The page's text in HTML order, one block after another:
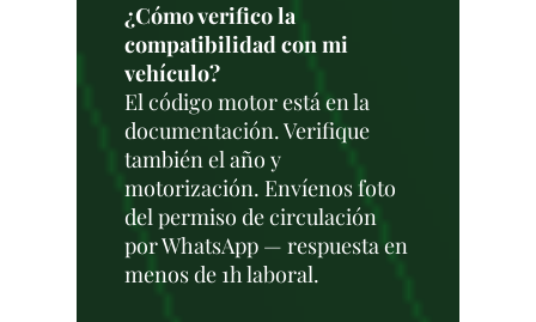
¿Cómo verifico la
compatibilidad con mi
vehículo?
El código motor está en la
documentación. Verifique
también el año y
motorización. Envíenos foto
del permiso de circulación
por WhatsApp — respuesta en
menos de 1h laboral.